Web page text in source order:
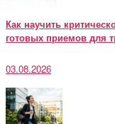
Как научить
готовых приемов для
03.08.2026